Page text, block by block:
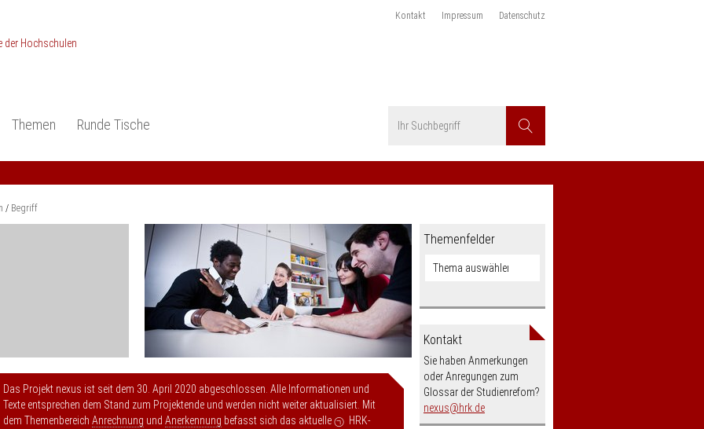
Kontakt Impressum Datenschutz
Suchen
Themen
Studieneingangsphase
Studienqualität
Praxisbezüge
Runde Tische
Anerkennung
wissenschaften
Begriff
Das Projekt nexus ist seit dem 30. April 2020 abgeschlossen. Alle Informationen und
Texte entsprechen dem Stand zum Projektende und werden nicht weiter aktualisiert. Mit
dem Themenbereich Anrechnung und Anerkennung befasst sich das aktuelle
HRK-
Themenfelder
Kontakt
Sie haben Anmerkungen
oder Anregungen zum
Glossar der Studienrefom?
nexus
nospam-
hrk.de